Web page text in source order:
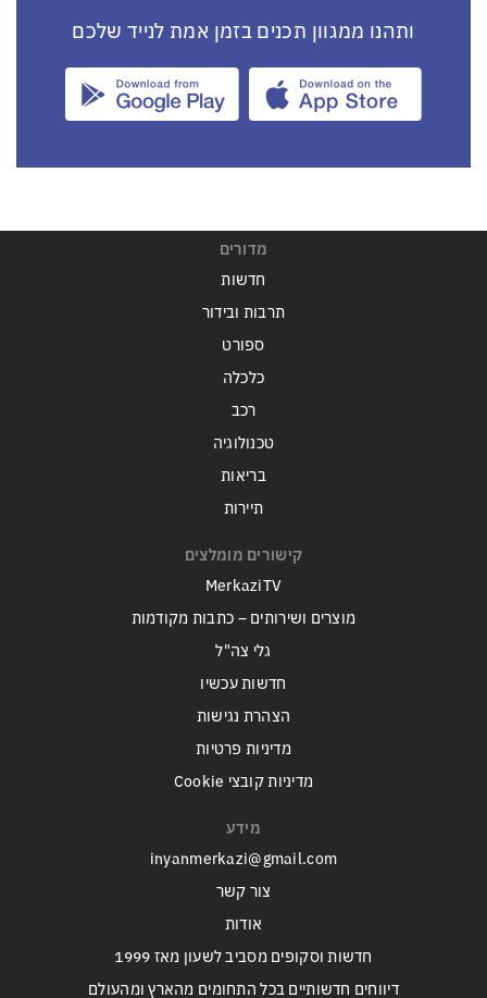
ותהנו ממגוון תכנים בזמן אמת לנייד שלכם
מדורים
חדשות
תרבות ובידור
ספורט
כלכלה
רכב
טכנולוגיה
בריאות
תיירות
קישורים מומלצים
MerkaziTV
מוצרים ושירותים – כתבות מקודמות
גלי צה"ל
חדשות עכשיו
הצהרת נגישות
מדיניות פרטיות
מדיניות קובצי Cookie
מידע
inyanmerkazi@gmail.com
צור קשר
אודות
חדשות וסקופים מסביב לשעון מאז 1999
דיווחים חדשותיים בכל התחומים מהארץ ומהעולם